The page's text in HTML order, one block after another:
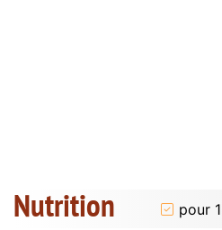
Nutrition pour